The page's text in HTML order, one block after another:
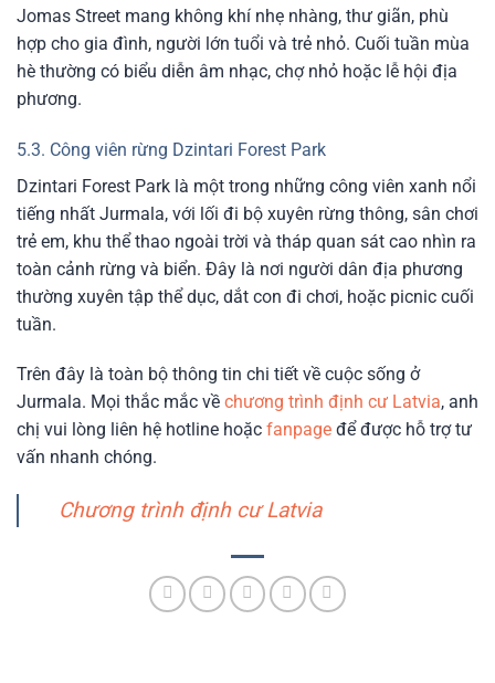
Jomas Street mang không khí nhẹ nhàng, thư giãn, phù
hợp cho gia đình, người lớn tuổi và trẻ nhỏ. Cuối tuần mùa
hè thường có biểu diễn âm nhạc, chợ nhỏ hoặc lễ hội địa
phương.
5.3. Công viên rừng Dzintari Forest Park
Dzintari Forest Park là một trong những công viên xanh nổi
tiếng nhất Jurmala, với lối đi bộ xuyên rừng thông, sân chơi
trẻ em, khu thể thao ngoài trời và tháp quan sát cao nhìn ra
toàn cảnh rừng và biển. Đây là nơi người dân địa phương
thường xuyên tập thể dục, dắt con đi chơi, hoặc picnic cuối
tuần.
Trên đây là toàn bộ thông tin chi tiết về cuộc sống ở
Jurmala. Mọi thắc mắc về chương trình định cư Latvia, anh
chị vui lòng liên hệ hotline hoặc fanpage để được hỗ trợ tư
vấn nhanh chóng.
Chương trình định cư Latvia